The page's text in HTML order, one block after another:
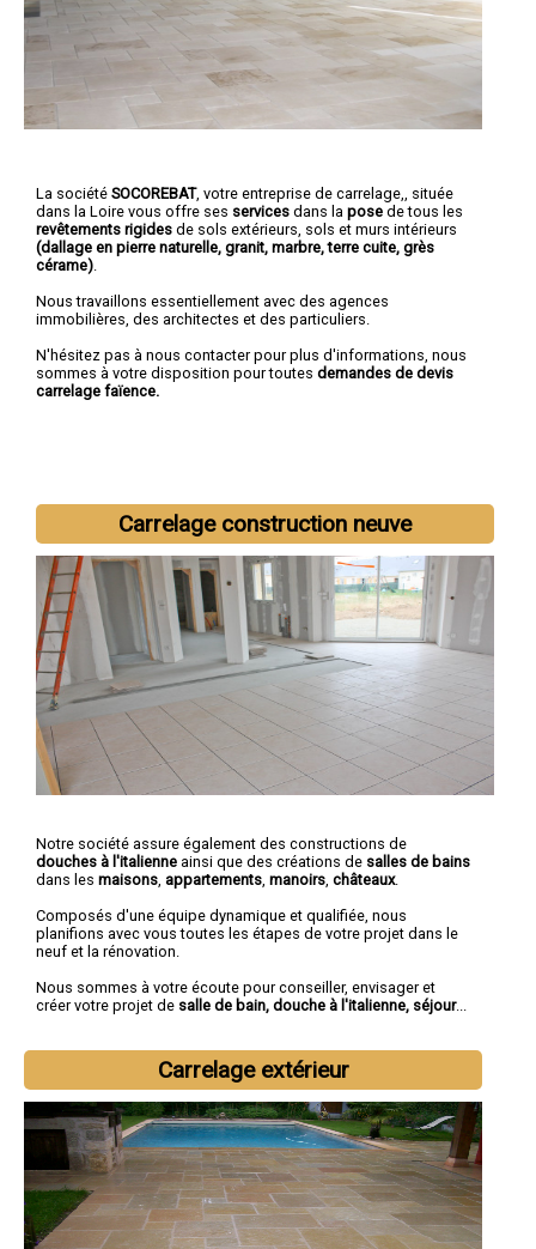
La société SOCOREBAT, votre entreprise de carrelage,
, située
dans la Loire vous offre ses services dans la pose de tous les
revêtements rigides de sols extérieurs, sols et murs intérieurs
(dallage en pierre naturelle, granit, marbre, terre cuite, grès
cérame)
Nous travaillons essentiellement avec des agences
immobilières, des architectes et des particuliers.
N'hésitez pas à nous contacter pour plus d'informations, nous
sommes à votre disposition pour toutes demandes de devis
carrelage faïence.
Carrelage construction neuve
Notre société assure également des constructions de
douches à l'italienne ainsi que des créations de salles de bains
dans les maisons appartements manoirs châteaux.
Composés d'une équipe dynamique et qualifiée, nous
planifions avec vous toutes les étapes de votre projet dans le
neuf et la rénovation.
Nous sommes à votre écoute pour conseiller, envisager et
créer votre projet de salle de bain, douche à l'italienne, séjour...
Carrelage extérieur